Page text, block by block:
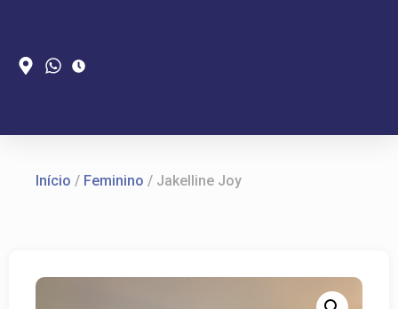
Início / Feminino / Jakelline Joy